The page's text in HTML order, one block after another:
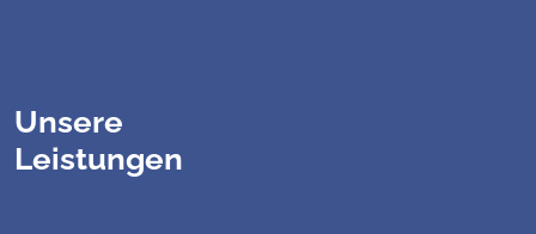
Unsere
Leistungen